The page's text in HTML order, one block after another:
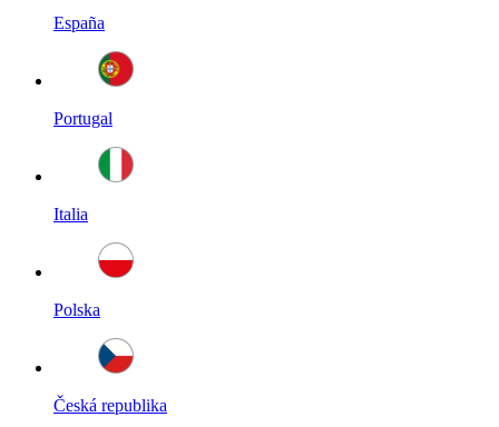
España
Portugal
Italia
Polska
Česká republika